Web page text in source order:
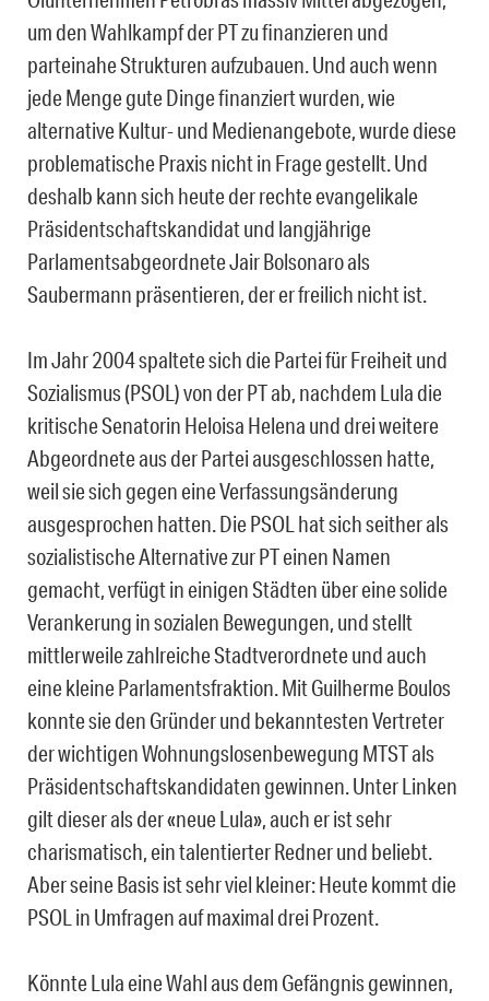
um den Wahlkampf der PT zu finanzieren und
parteinahe Strukturen aufzubauen. Und auch wenn
jede Menge gute Dinge finanziert wurden, wie
alternative Kultur- und Medienangebote, wurde diese
problematische Praxis nicht in Frage gestellt. Und
deshalb kann sich heute der rechte evangelikale
Präsidentschaftskandidat und langjährige
Parlamentsabgeordnete Jair Bolsonaro als
Saubermann präsentieren, der er freilich nicht ist.
Im Jahr 2004 spaltete sich die Partei für Freiheit und
Sozialismus (PSOL) von der PT ab, nachdem Lula die
kritische Senatorin Heloisa Helena und drei weitere
Abgeordnete aus der Partei ausgeschlossen hatte,
weil sie sich gegen eine Verfassungsänderung
ausgesprochen hatten. Die PSOL hat sich seither als
sozialistische Alternative zur PT einen Namen
gemacht, verfügt in einigen Städten über eine solide
Verankerung in sozialen Bewegungen, und stellt
mittlerweile zahlreiche Stadtverordnete und auch
eine kleine Parlamentsfraktion. Mit Guilherme Boulos
konnte sie den Gründer und bekanntesten Vertreter
der wichtigen Wohnungslosenbewegung MTST als
Präsidentschaftskandidaten gewinnen. Unter Linken
gilt dieser als der «neue Lula», auch er ist sehr
charismatisch, ein talentierter Redner und beliebt.
Aber seine Basis ist sehr viel kleiner: Heute kommt die
PSOL in Umfragen auf maximal drei Prozent.
Könnte Lula eine Wahl aus dem Gefängnis gewinnen,